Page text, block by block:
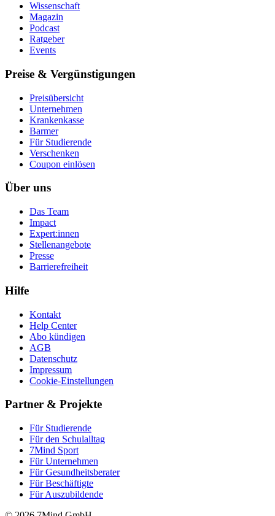
Wissenschaft
Magazin
Podcast
Ratgeber
Events
Preise & Vergünstigungen
Preisübersicht
Unternehmen
Krankenkasse
Barmer
Für Studierende
Ver­schen­ken
Coupon einlösen
Über uns
Das Team
Impact
Expert:innen
Stellenangebote
Presse
Barrierefreiheit
Hilfe
Kontakt
Help Center
Abo kündigen
AGB
Datenschutz
Impressum
Cookie-Einstellungen
Partner & Projekte
Für Stu­die­rende
Für den Schulalltag
7Mind Sport
Für Unter­neh­men
Für Gesund­heits­be­ra­ter
Für Beschäftigte
Für Auszubildende